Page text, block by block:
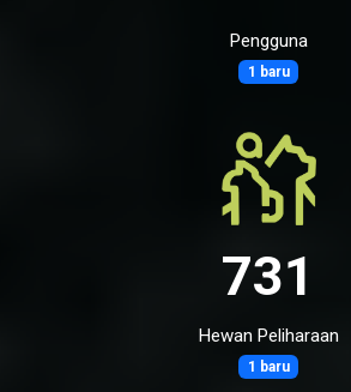
Pengguna
1 baru
731
Hewan Peliharaan
1 baru